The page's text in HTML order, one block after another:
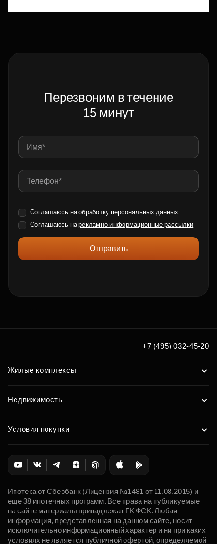
Перезвоним в течение
15 минут
Соглашаюсь на обработку персональных данных
Соглашаюсь нарекламно-информационные рассылки
Отправить
+7 (495) 032-45-20
Жилые комплексы
Недвижимость
Условия покупки
Ипотека от Сбербанк (Лицензия №1481 от 11.08.2015) и
еще 38 ипотечных программ. Все права на публикуемые
на сайте материалы принадлежат ГК ФСК. Любая
информация, представленная на данном сайте, носит
исключительно информационный характер и ни при каких
условиях не является публичной офертой, определяемой